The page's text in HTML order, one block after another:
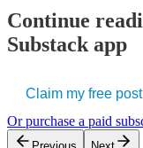
Continue
Substack app
Claim my free post
Or purchase a paid